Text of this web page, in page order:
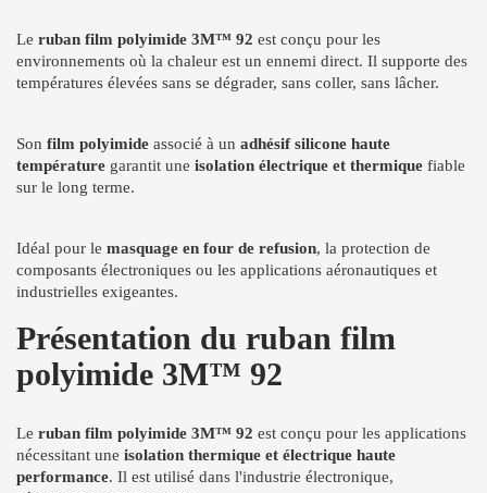
Le ruban film polyimide 3M™ 92 est conçu pour les
environnements où la chaleur est un ennemi direct. Il supporte des
températures élevées sans se dégrader, sans coller, sans lâcher.
Son film polyimide associé à un adhésif silicone haute
température garantit une isolation électrique et thermique fiable
sur le long terme.
Idéal pour le masquage en four de refusion, la protection de
composants électroniques ou les applications aéronautiques et
industrielles exigeantes.
Présentation du ruban film
polyimide 3M™ 92
Le ruban film polyimide 3M™ 92 est conçu pour les applications
nécessitant une isolation thermique et électrique haute
performance. Il est utilisé dans l'industrie électronique,